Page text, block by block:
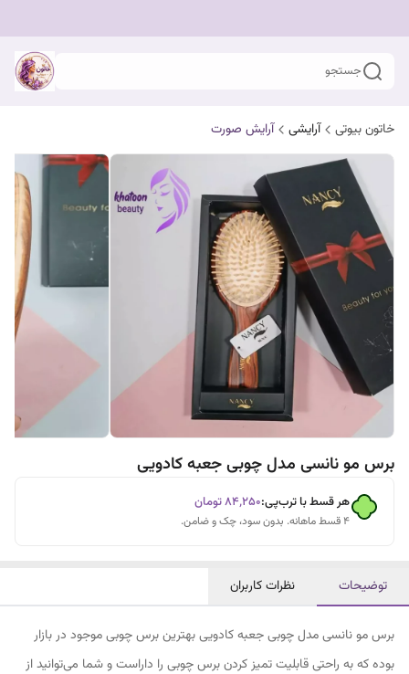
جستجو
خاتون بیوتی آرایشی آرایش صورت
برس مو نانسی مدل چوبی جعبه کادویی
هر قسط با ترب‌پی:۸۴٬۲۵۰تومان
۴ قسط ماهانه. بدون سود، چک و ضامن.
توضیحات نظرات کاربران
برس مو نانسی مدل چوبی جعبه کادویی بهترین برس چوبی موجود در بازار
بوده که به راحتی قابلیت تمیز کردن برس چوبی را داراست و شما می‌توانید از